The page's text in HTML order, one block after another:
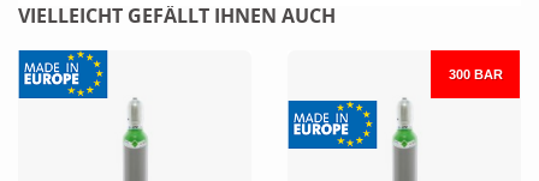
VIELLEICHT GEFÄLLT IHNEN AUCH
300 BAR